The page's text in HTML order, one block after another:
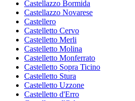
Castellazzo Bormida
Castellazzo Novarese
Castellero
Castelletto Cervo
Castelletto Merli
Castelletto Molina
Castelletto Monferrato
Castelletto Sopra Ticino
Castelletto Stura
Castelletto Uzzone
Castelletto d'Erro